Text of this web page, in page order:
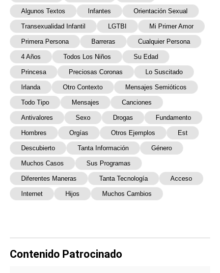
Algunos Textos Infantes Orientación Sexual
Transexualidad Infantil LGTBI Mi Primer Amor
Primera Persona Barreras Cualquier Persona
4 Años Todos Los Niños Su Edad
Princesa Preciosas Coronas Lo Suscitado
Irlanda Otro Contexto Mensajes Semióticos
Todo Tipo Mensajes Canciones
Antivalores Sexo Drogas Fundamento
Hombres Orgías Otros Ejemplos Est
Descubierto Tanta Información Género
Muchos Casos Sus Programas
Diferentes Maneras Tanta Tecnología Acceso
Internet Hijos Muchos Cambios
Contenido Patrocinado